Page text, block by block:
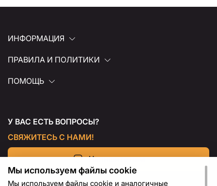
ИНФОРМАЦИЯ
ПРАВИЛА И ПОЛИТИКИ
ПОМОЩЬ
У ВАС ЕСТЬ ВОПРОСЫ?
СВЯЖИТЕСЬ С НАМИ!
Напишите нам
Мы используем файлы cookie
Мы используем файлы cookie и аналогичные